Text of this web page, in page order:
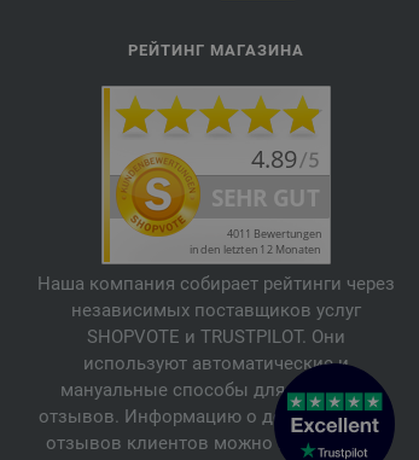
РЕЙТИНГ МАГАЗИНА
Наша компания собирает рейтинги через
независимых поставщиков услуг
SHOPVOTE и TRUSTPILOT. Они
используют автоматические и
мануальные способы для проверки
отзывов. Информацию о достоверности
отзывов клиентов можно найти здесь: